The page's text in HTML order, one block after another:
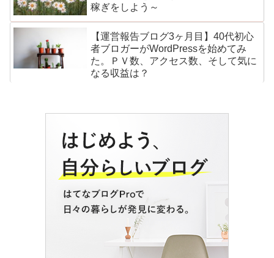
稼ぎをしよう～
【運営報告ブログ3ヶ月目】40代初心
者ブロガーがWordPressを始めてみ
た。ＰＶ数、アクセス数、そして気に
なる収益は？